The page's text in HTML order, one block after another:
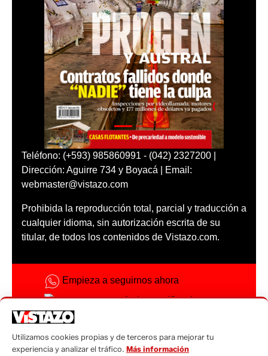
Teléfono: (+593) 985860991 - (042) 2327200 |
Dirección: Aguirre 734 y Boyacá | Email:
webmaster@vistazo.com
Prohibida la reproducción total, parcial y traducción a
cualquier idioma, sin autorización escrita de su
titular, de todos los contenidos de Vistazo.com.
Empieza a seguirnos ahora
Activar notificaciones
Código ética
Sugerencias a:
Utilizamos cookies propias y de terceros para mejorar tu
experiencia y analizar el tráfico. Más información